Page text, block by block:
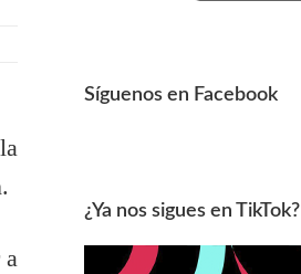
a
Síguenos en Facebook
¿Ya nos sigues en TikTok?